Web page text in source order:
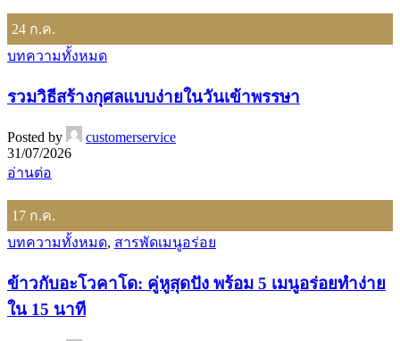
24 ก.ค.
บทความทั้งหมด
รวมวิธีสร้างกุศลแบบง่ายในวันเข้าพรรษา
Posted by
customerservice
31/07/2026
อ่านต่อ
17 ก.ค.
บทความทั้งหมด, สารพัดเมนูอร่อย
ข้าวกับอะโวคาโด: คู่หูสุดปัง พร้อม 5 เมนูอร่อยทำง่าย
ใน 15 นาที